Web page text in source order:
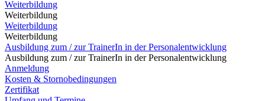
Weiterbildung
Weiterbildung
Weiterbildung
Weiterbildung
Ausbildung zum / zur TrainerIn in der Personalentwicklung
Ausbildung zum / zur TrainerIn in der Personalentwicklung
Anmeldung
Kosten & Stornobedingungen
Zertifikat